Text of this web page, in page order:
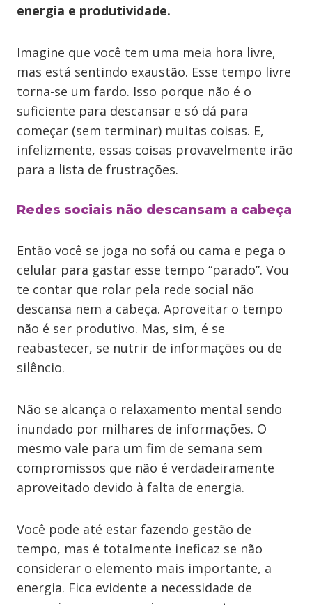
energia e produtividade.
Imagine que você tem uma meia hora livre,
mas está sentindo exaustão. Esse tempo livre
torna-se um fardo. Isso porque não é o
suficiente para descansar e só dá para
começar (sem terminar) muitas coisas. E,
infelizmente, essas coisas provavelmente irão
para a lista de frustrações.
Redes sociais não descansam a cabeça
Então você se joga no sofá ou cama e pega o
celular para gastar esse tempo “parado”. Vou
te contar que rolar pela rede social não
descansa nem a cabeça. Aproveitar o tempo
não é ser produtivo. Mas, sim, é se
reabastecer, se nutrir de informações ou de
silêncio.
Não se alcança o relaxamento mental sendo
inundado por milhares de informações. O
mesmo vale para um fim de semana sem
compromissos que não é verdadeiramente
aproveitado devido à falta de energia.
Você pode até estar fazendo gestão de
tempo, mas é totalmente ineficaz se não
considerar o elemento mais importante, a
energia. Fica evidente a necessidade de